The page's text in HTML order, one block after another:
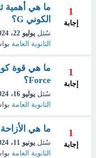
1
إجابة
ما هي أهمية
الكوني G؟
سُئل يوليو 22، 2024
الثانوية العامة
1
إجابة
Force؟
سُئل يوليو 16، 2024
الثانوية العامة
1
إجابة
ما هي الأزاحة
سُئل يونيو 11، 2024
الثانوية العامة